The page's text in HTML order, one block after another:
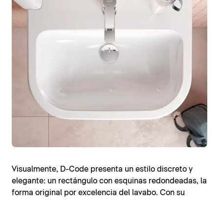
Visualmente, D-Code presenta un estilo discreto y
elegante: un rectángulo con esquinas redondeadas, la
forma original por excelencia del lavabo. Con su